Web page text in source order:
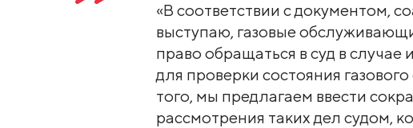
«В соответствии с документом,
выступаю, газовые
право обращаться в суд в случае
для проверки состояния
того, мы предлагаем ввести
рассмотрения таких дел судом,